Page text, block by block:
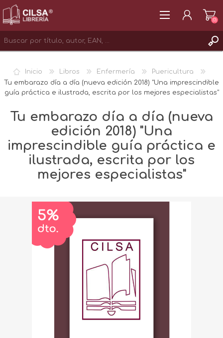
INICIAR SESIÓN
(0)
Inicio Libros Enfermería
Puericultura
Tu embarazo día a día (nueva edición 2018) "Una imprescindible
guía práctica e ilustrada, escrita por los mejores especialistas"
Tu embarazo día a día (nueva
edición 2018) "Una
imprescindible guía práctica e
ilustrada, escrita por los
mejores especialistas"